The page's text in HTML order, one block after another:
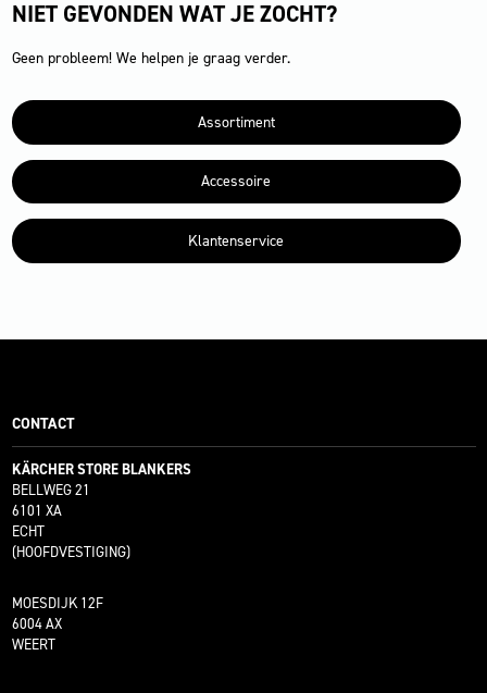
NIET GEVONDEN WAT JE ZOCHT?
Geen probleem! We helpen je graag verder.
Assortiment
Accessoire
Klantenservice
CONTACT
KÄRCHER STORE BLANKERS
BELLWEG 21
6101 XA
ECHT
(HOOFDVESTIGING)
MOESDIJK 12F
6004 AX
WEERT